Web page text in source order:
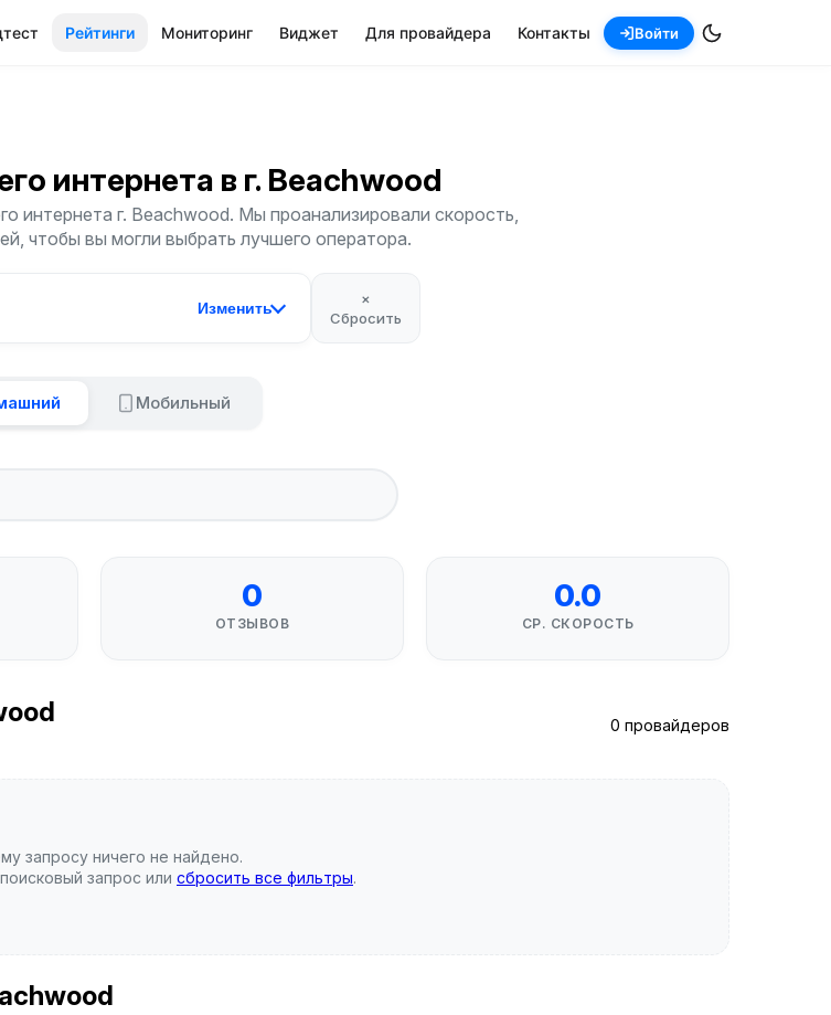
Рейтинги Мониторинг Виджет Для провайдера Контакты Войти
интернета в г. Beachwood
интернета г. Beachwood. Мы проанализировали скорость,
чтобы вы могли выбрать лучшего оператора.
Изменить
×
Сбросить
Мобильный
0
ОТЗЫВОВ
0.0
СР. СКОРОСТЬ
0 провайдеров
запросу ничего не найдено.
запрос или сбросить все фильтры.